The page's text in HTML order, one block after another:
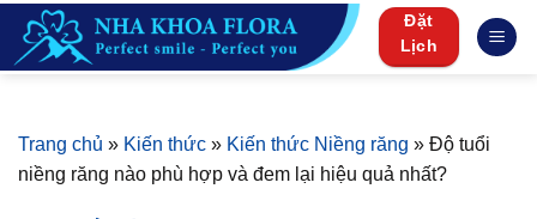
content
Đặt
Lịch
Trang chủ » Kiến thức » Kiến thức Niềng răng » Độ tuổi
niềng răng nào phù hợp và đem lại hiệu quả nhất?